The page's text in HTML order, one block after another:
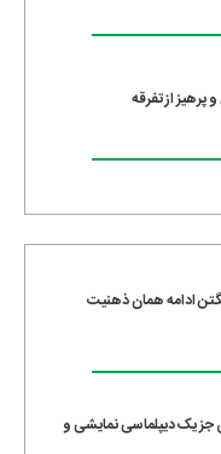
از تفرقه
ادامه همان ذهنیت
یک دیپلماسی نمایشی و